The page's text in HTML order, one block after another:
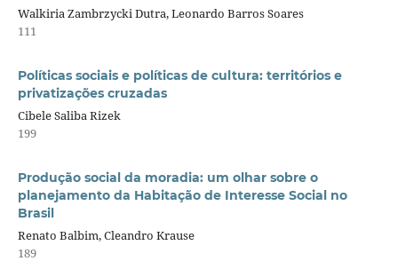
Walkiria Zambrzycki Dutra, Leonardo Barros Soares
111
Políticas sociais e políticas de cultura: territórios e
privatizações cruzadas
Cibele Saliba Rizek
199
Produção social da moradia: um olhar sobre o
planejamento da Habitação de Interesse Social no
Brasil
Renato Balbim, Cleandro Krause
189